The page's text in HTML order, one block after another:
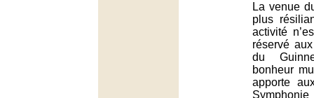
La venue
plus
activité
réservé
du
bonheur
apporte